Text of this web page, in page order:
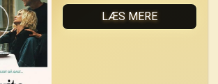
LÆS MERE